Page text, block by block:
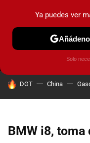
MENÚ
COCHES
HOY SE HABLA DE
DGT China
BMW i8,
Ya puedes ver
Solo